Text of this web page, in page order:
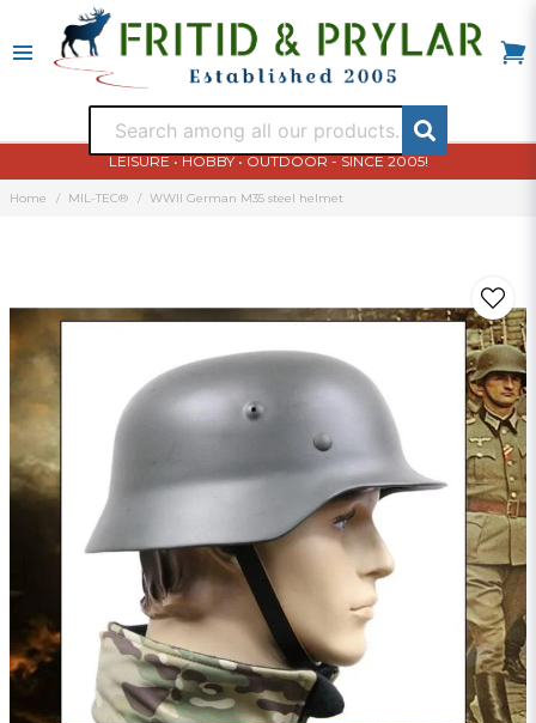
LEISURE • HOBBY • OUTDOOR - SINCE 2005!
Home MIL-TEC® WWII German M35 steel helmet